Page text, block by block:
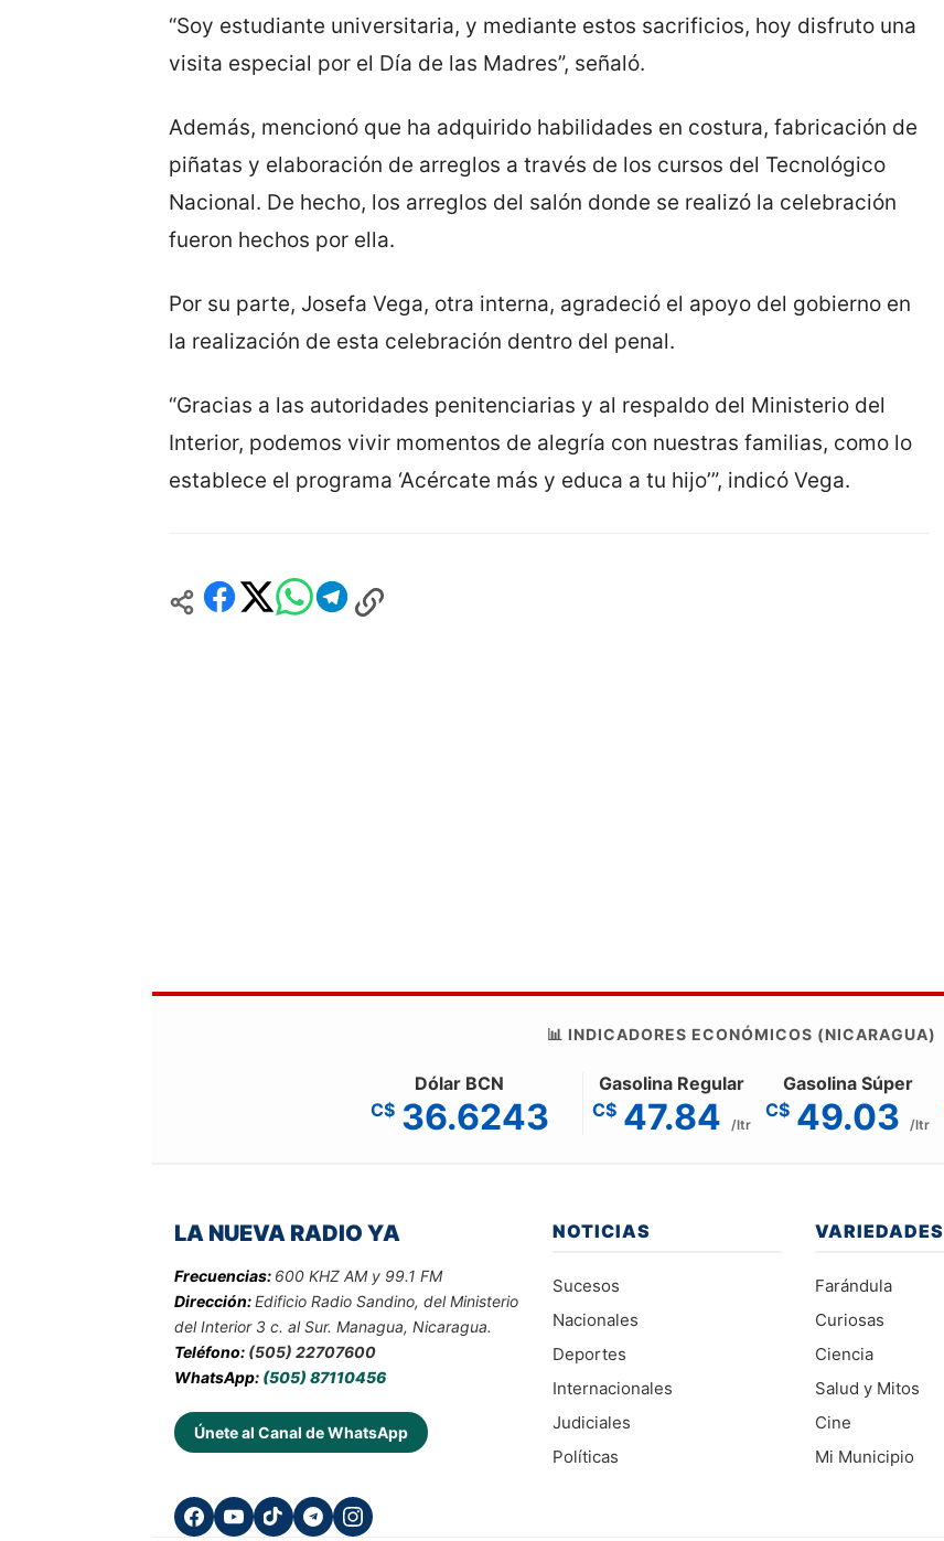
“Soy estudiante universitaria, y mediante estos sacrificios, hoy disfruto una
visita especial por el Día de las Madres”, señaló.
Además, mencionó que ha adquirido habilidades en costura, fabricación de
piñatas y elaboración de arreglos a través de los cursos del Tecnológico
Nacional. De hecho, los arreglos del salón donde se realizó la celebración
fueron hechos por ella.
Por su parte, Josefa Vega, otra interna, agradeció el apoyo del gobierno en
la realización de esta celebración dentro del penal.
“Gracias a las autoridades penitenciarias y al respaldo del Ministerio del
Interior, podemos vivir momentos de alegría con nuestras familias, como lo
establece el programa ‘Acércate más y educa a tu hijo’”, indicó Vega.
📊 INDICADORES ECONÓMICOS (NICARAGUA)
Dólar BCN
C$ 36.6243
Gasolina Regular
C$ 47.84 /ltr
Gasolina Súper
C$ 49.03 /ltr
LA NUEVA RADIO YA
Frecuencias: 600 KHZ AM y 99.1 FM
Dirección:Edificio Radio Sandino, del Ministerio
del Interior 3 c. al Sur. Managua, Nicaragua.
Teléfono: (505) 22707600
WhatsApp: (505) 87110456
Únete al Canal de WhatsApp
NOTICIAS
Sucesos
Nacionales
Deportes
Internacionales
Judiciales
Políticas
VARIEDADES
Farándula
Curiosas
Ciencia
Salud y Mitos
Cine
Mi Municipio